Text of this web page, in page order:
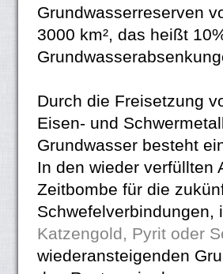
Grundwasserreserven
3000 km², das heißt
Durch die Freisetzung
Eisen- und
Grundwasser besteht
In den wieder verfüllten
Zeitbombe für die
Schwefelverbindungen,
Katzengold, Pyrit oder
wiederansteigenden